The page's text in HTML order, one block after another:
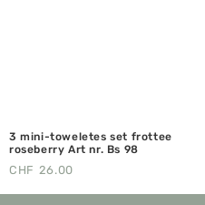
3 mini-toweletes set frottee
roseberry Art nr. Bs 98
CHF 26.00